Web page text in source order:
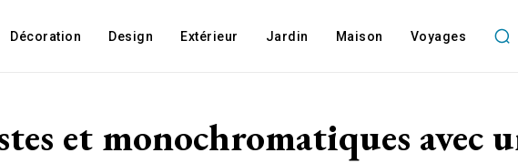
Décoration Design Extérieur Jardin Maison Voyages
et monochromatiques avec